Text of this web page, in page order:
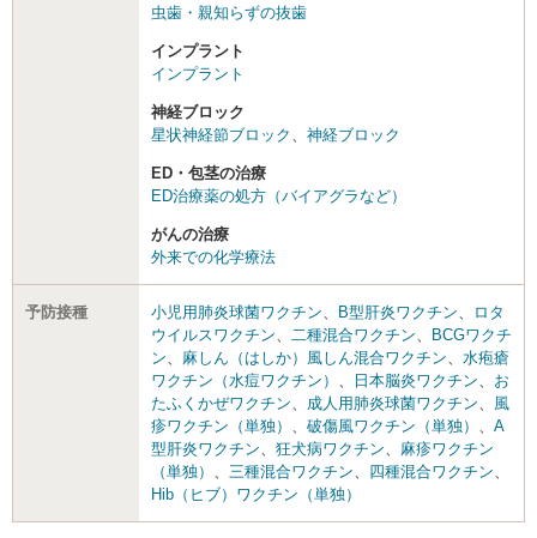
虫歯・親知らずの抜歯
インプラント
インプラント
神経ブロック
星状神経節ブロック 、 神経ブロック
ED・包茎の治療
ED治療薬の処方（バイアグラなど）
がんの治療
外来での化学療法
予防接種 小児用肺炎球菌ワクチン、 B型肝炎ワクチン、
ロタ
ウイルスワクチン、 二種混合ワクチン、
BCGワクチ
ン、 麻しん（はしか）風しん混合ワクチン、 水疱瘡
ワクチン（水痘ワクチン） 、 日本脳炎ワクチン、 お
たふくかぜワクチン、 成人用肺炎球菌ワクチン、 風
疹ワクチン（単独） 、 破傷風ワクチン（単独） 、 A
型肝炎ワクチン、 狂犬病ワクチン、 麻疹ワクチン
（単独） 、 三種混合ワクチン、 四種混合ワクチン、
Hib（ヒブ）ワクチン（単独）